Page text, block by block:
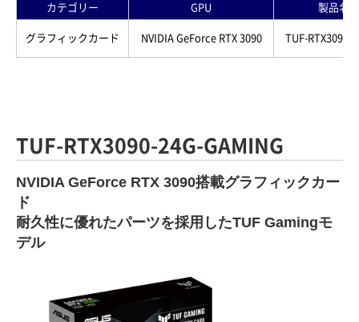
カテゴリー GPU 製品名
グラフィックカード NVIDIA GeForce RTX 3090 TUF-RTX3090-
TUF-RTX3090-24G-GAMING
NVIDIA GeForce RTX 3090搭載グラフィックカー
ド
耐久性に優れたパーツを採用したTUF Gamingモ
デル